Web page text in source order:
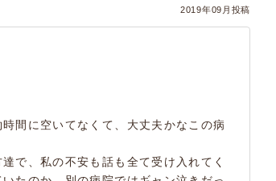
2019年09月投稿
間に空いてなくて、大丈夫かなこの病
で、私の不安も話も全て受け入れてく